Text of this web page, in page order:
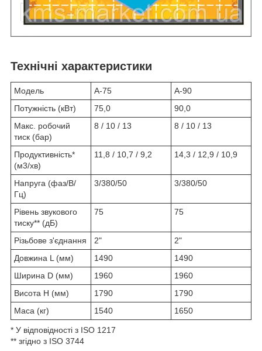
Технічні характеристики
Модель A-75
A-90
Потужність (кВт)
75,0
90,0
Макс. робочий
тиск (бар)
8 / 10 / 13 8 / 10 / 13
Продуктивність*
(м3/хв)
11,8 / 10,7 / 9,2 14,3 / 12,9 / 10,9
Напруга (фаз/В/
Гц)
3/380/50 3/380/50
Рівень звукового
тиску** (дБ)
75 75
Різьбове з'єднання 2"
2"
Довжина L (мм)
1490
1490
Ширина D (мм)
1960
1960
Висота H (мм)
1790
1790
Маса (кг)
1540 1650
* У відповідності з ISO 1217
** згідно з ISO 3744